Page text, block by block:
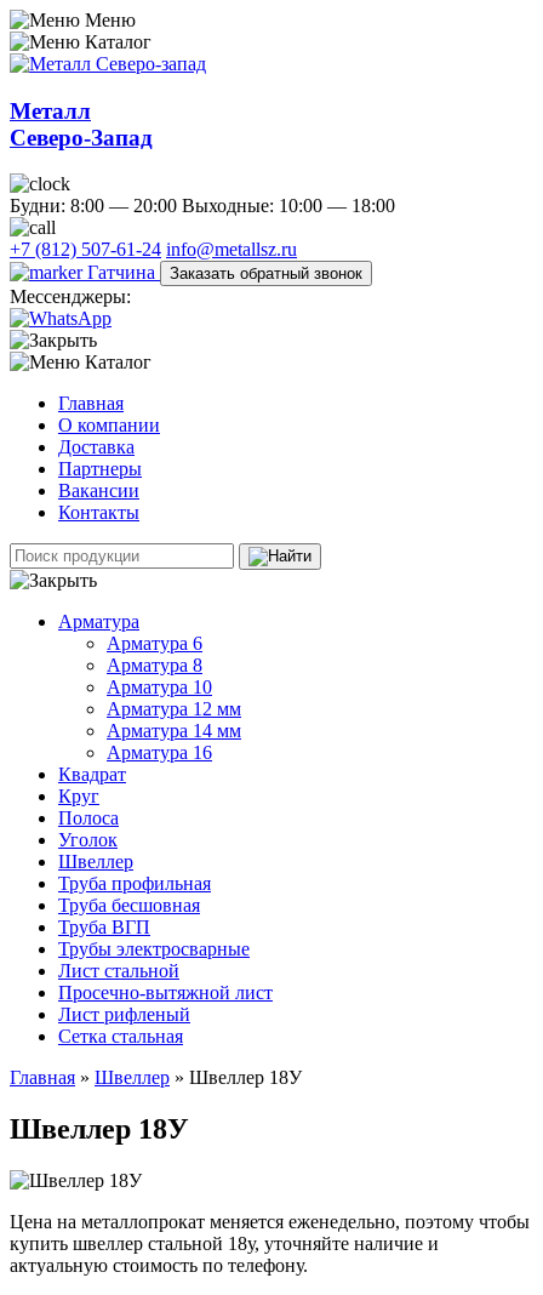
Меню
Каталог
Металл
Северо-Запад
Будни: 8:00 — 20:00 Выходные: 10:00 — 18:00
+7 (812) 507-61-24 info@metallsz.ru
Гатчина
Заказать обратный звонок
Мессенджеры:
Каталог
Главная
О компании
Доставка
Партнеры
Вакансии
Контакты
Арматура
Арматура 6
Арматура 8
Арматура 10
Арматура 12 мм
Арматура 14 мм
Арматура 16
Квадрат
Круг
Полоса
Уголок
Швеллер
Труба профильная
Труба бесшовная
Труба ВГП
Трубы электросварные
Лист стальной
Просечно-вытяжной лист
Лист рифленый
Сетка стальная
Главная » Швеллер » Швеллер 18У
Швеллер 18У
Цена на металлопрокат меняется еженедельно, поэтому чтобы
купить швеллер стальной 18у, уточняйте наличие и
актуальную стоимость по телефону.